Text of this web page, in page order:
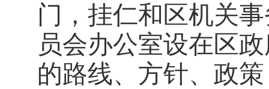
门，挂仁和区机关
员会办公室设在区
的路线、方针、政